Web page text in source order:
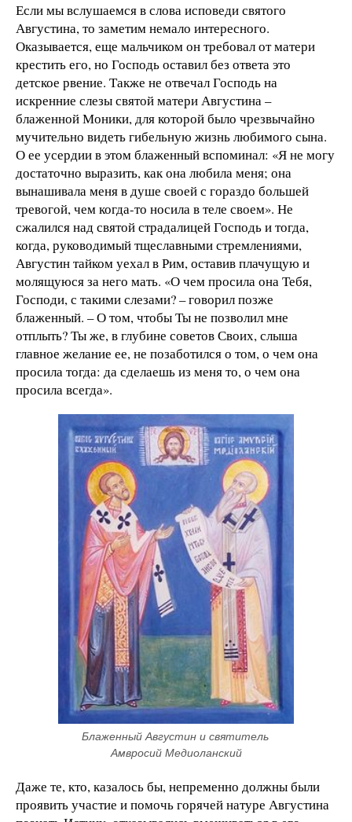
Если мы вслушаемся в слова исповеди святого
Августина, то заметим немало интересного.
Оказывается, еще мальчиком он требовал от матери
крестить его, но Господь оставил без ответа это
детское рвение. Также не отвечал Господь на
искренние слезы святой матери Августина –
блаженной Моники, для которой было чрезвычайно
мучительно видеть гибельную жизнь любимого сына.
О ее усердии в этом блаженный вспоминал: «Я не могу
достаточно выразить, как она любила меня; она
вынашивала меня в душе своей с гораздо большей
тревогой, чем когда-то носила в теле своем». Не
сжалился над святой страдалицей Господь и тогда,
когда, руководимый тщеславными стремлениями,
Августин тайком уехал в Рим, оставив плачущую и
молящуюся за него мать. «О чем просила она Тебя,
Господи, с такими слезами? – говорил позже
блаженный. – О том, чтобы Ты не позволил мне
отплыть? Ты же, в глубине советов Своих, слыша
главное желание ее, не позаботился о том, о чем она
просила тогда: да сделаешь из меня то, о чем она
просила всегда».
Блаженный Августин и святитель
Амвросий Медиоланский
Даже те, кто, казалось бы, непременно должны были
проявить участие и помочь горячей натуре Августина